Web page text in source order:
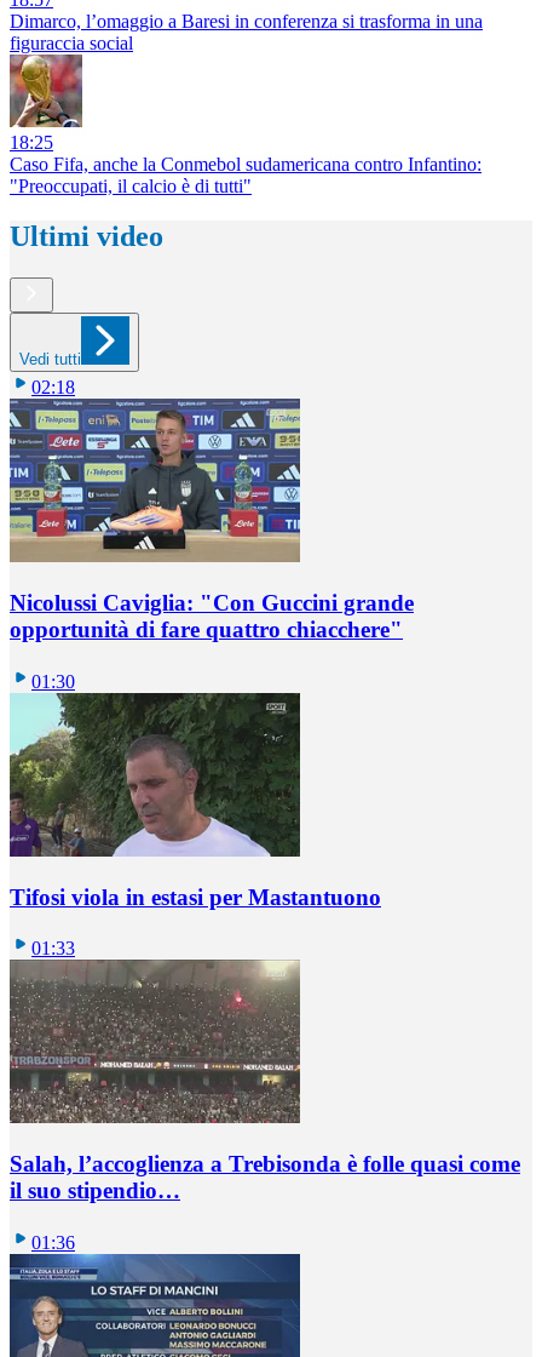
Dimarco, l’omaggio a Baresi in conferenza si trasforma in una
figuraccia social
18:25
Caso Fifa, anche la Conmebol sudamericana contro Infantino:
"Preoccupati, il calcio è di tutti"
Ultimi video
Vedi tutti
02:18
Nicolussi Caviglia: "Con Guccini grande
opportunità di fare quattro chiacchere"
01:30
Tifosi viola in estasi per Mastantuono
01:33
Salah, l’accoglienza a Trebisonda è folle quasi come
il suo stipendio…
01:36